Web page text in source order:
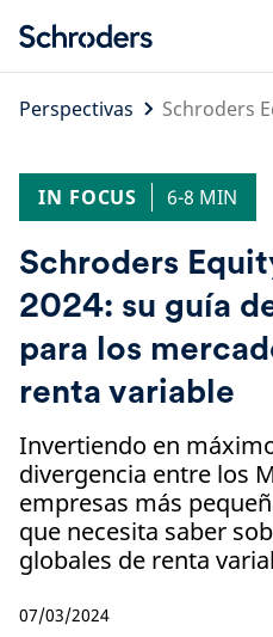
content
Perspectivas
Schroders
IN FOCUS 6-8 MIN
Schroders
2024: su guía
para los
renta variable
Invertiendo en
divergencia entre los
empresas más
que necesita saber
globales de renta
07/03/2024